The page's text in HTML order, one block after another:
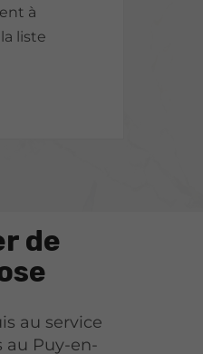
à
liste
de
au service
au Puy-en-